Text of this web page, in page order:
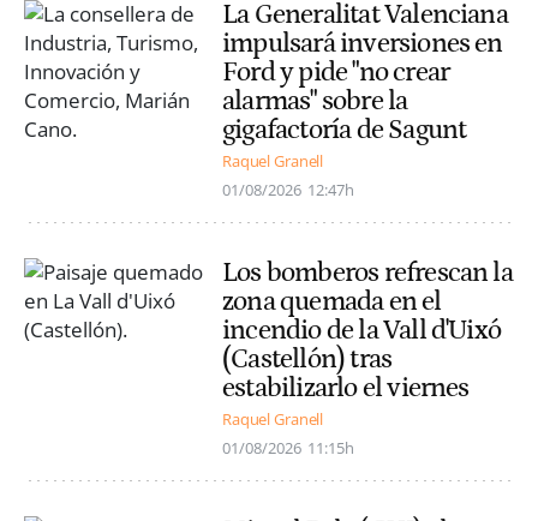
La Generalitat Valenciana
impulsará inversiones en
Ford y pide "no crear
alarmas" sobre la
gigafactoría de Sagunt
Raquel Granell
01/08/2026 12:47h
Los bomberos refrescan la
zona quemada en el
incendio de la Vall d'Uixó
(Castellón) tras
estabilizarlo el viernes
Raquel Granell
01/08/2026 11:15h